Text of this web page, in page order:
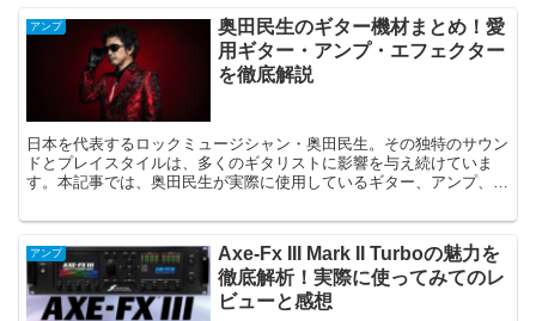
アンプ
奥田民生のギター機材まとめ！愛
用ギター・アンプ・エフェクター
を徹底解説
日本を代表するロックミュージシャン・奥田民生。その独特のサウン
ドとプレイスタイルは、多くのギタリストに影響を与え続けていま
す。本記事では、奥田民生が実際に使用しているギター、アンプ、エ
す。
アンプ
Axe-Fx III Mark II Turboの魅力を
徹底解析！実際に使ってみてのレ
ビューと感想